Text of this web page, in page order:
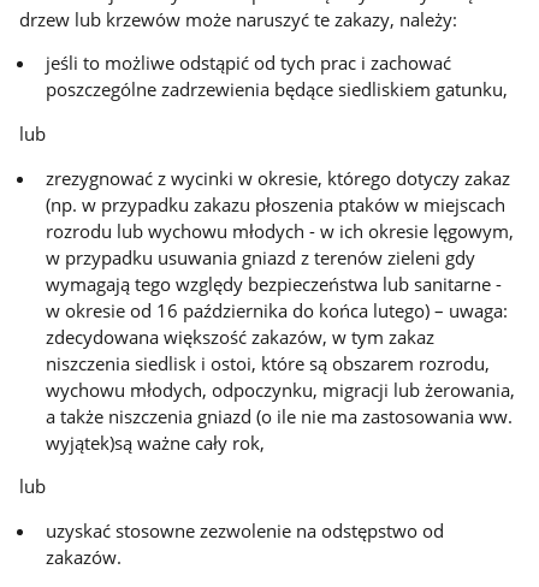
drzew lub krzewów może naruszyć te zakazy, należy:
jeśli to możliwe odstąpić od tych prac i zachować
poszczególne zadrzewienia będące siedliskiem gatunku,
lub
zrezygnować z wycinki w okresie, którego dotyczy zakaz
(np. w przypadku zakazu płoszenia ptaków w miejscach
rozrodu lub wychowu młodych - w ich okresie lęgowym,
w przypadku usuwania gniazd z terenów zieleni gdy
wymagają tego względy bezpieczeństwa lub sanitarne -
w okresie od 16 października do końca lutego) – uwaga:
zdecydowana większość zakazów, w tym zakaz
niszczenia siedlisk i ostoi, które są obszarem rozrodu,
wychowu młodych, odpoczynku, migracji lub żerowania,
a także niszczenia gniazd (o ile nie ma zastosowania ww.
wyjątek)są ważne cały rok,
lub
uzyskać stosowne zezwolenie na odstępstwo od
zakazów.